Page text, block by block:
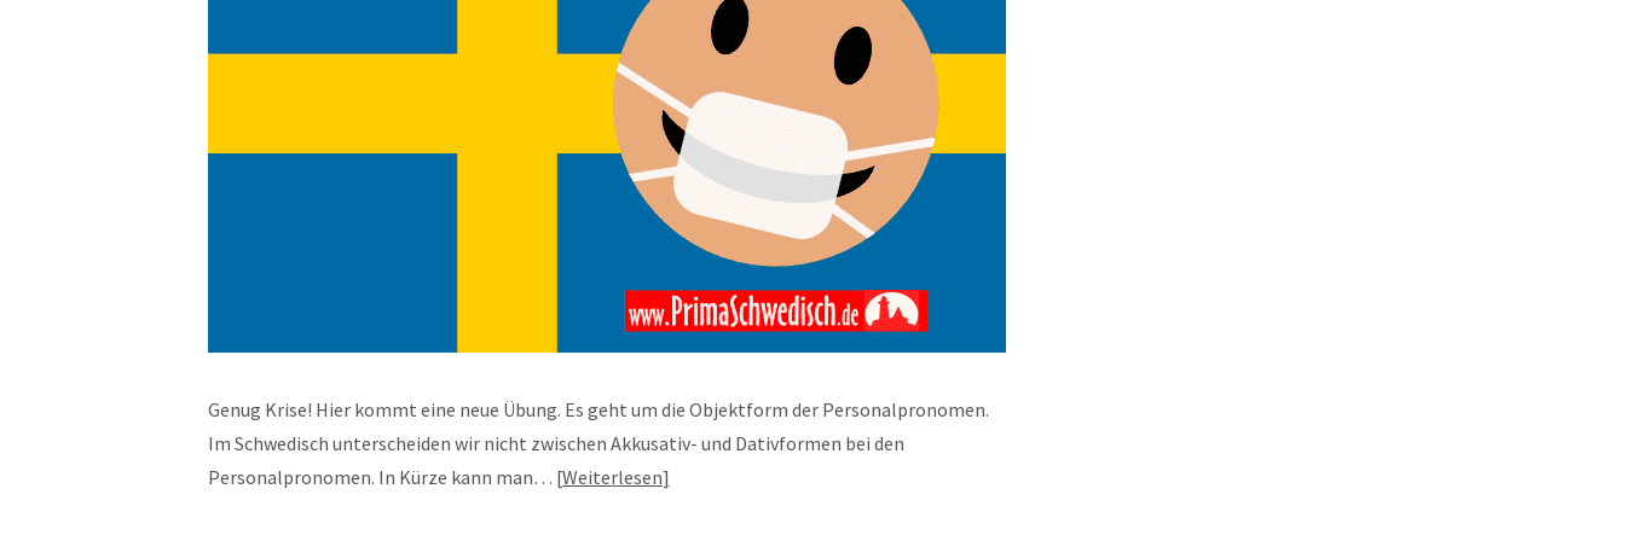
Genug Krise! Hier kommt eine neue Übung. Es geht um die Objektform der Personalpronomen.
Im Schwedisch unterscheiden wir nicht zwischen Akkusativ- und Dativformen bei den
Personalpronomen. In Kürze kann man… Weiterlesen